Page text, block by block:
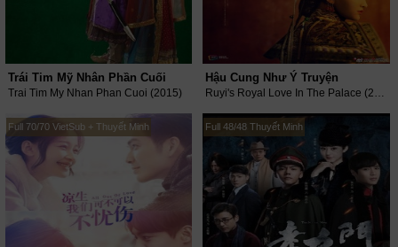
Trái Tim Mỹ Nhân Phần Cuối
Trai Tim My Nhan Phan Cuoi (2015)
Hậu Cung Như Ý Truyện
Ruyi's Royal Love In The Palace (2017)
Full 70/70 VietSub + Thuyết Minh Full 48/48 Thuyết Minh